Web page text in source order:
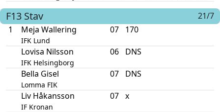
F13 Stav
21/7
1
Meja Wallering
IFK Lund
07 170
Lovisa Nilsson
IFK Helsingborg
06 DNS
Bella Gisel
Lomma FIK
07 DNS
Liv Håkansson
IF Kronan
07 x